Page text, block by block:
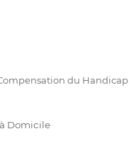
du Handicap
Domicile